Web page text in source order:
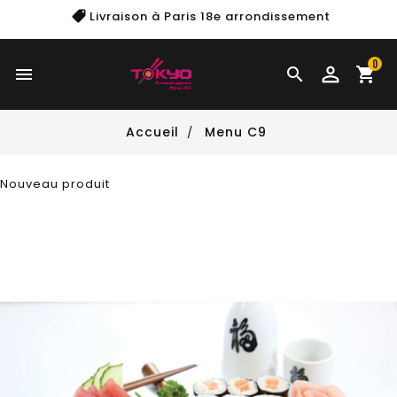
Livraison à Paris 18e arrondissement
  shopping_cart0
Accueil Menu C9
Nouveau produit